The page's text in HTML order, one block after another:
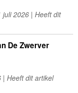
2026 | Heeft dit
De Zwerver
Heeft dit artikel